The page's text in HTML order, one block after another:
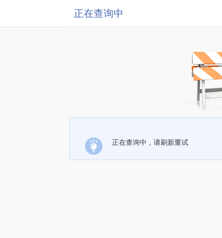
正在查询中
正在查询中，请刷新重试